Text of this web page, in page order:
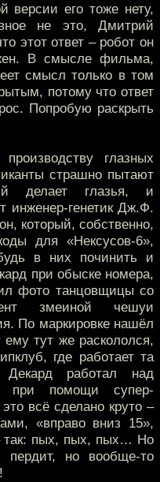
версии его тоже нету,
не это, Дмитрий
этот ответ – робот он
В смысле фильма,
смысл только в том
потому что ответ
Попробую раскрыть
глазных
страшно пытают
делает глазья, и
инженер-генетик Дж.Ф.
который, собственно,
для «Нексусов-6»,
в них починить и
при обыске номера,
фото танцовщицы со
змеиной чешуи
По маркировке нашёл
ему тут же раскололся,
где работает та
работал над
при помощи супер-
всё сделано круто –
«вправо вниз 15»,
так: пых, пых, пых… Но
пердит, но вообще-то